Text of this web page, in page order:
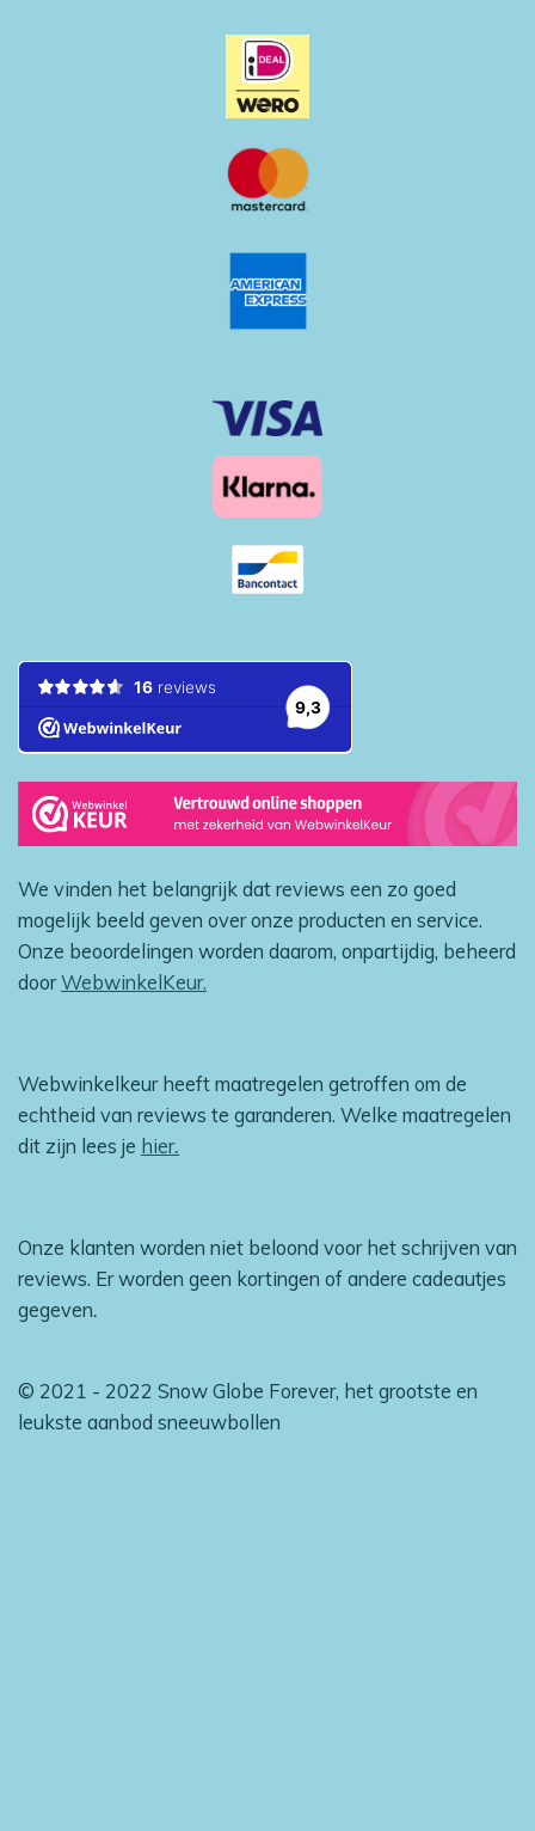
We vinden het belangrijk dat reviews een zo goed
mogelijk beeld geven over onze producten en service.
Onze beoordelingen worden daarom, onpartijdig, beheerd
doorWebwinkelKeur.
Webwinkelkeur heeft maatregelen getroffen om de
echtheid van reviews te garanderen. Welke maatregelen
dit zijn lees je hier.
Onze klanten worden niet beloond voor het schrijven van
reviews. Er worden geen kortingen of andere cadeautjes
gegeven.
© 2021 - 2022 Snow Globe Forever, het grootste en
leukste aanbod sneeuwbollen